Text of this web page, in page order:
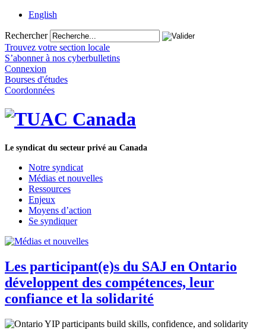
English
Rechercher
Trouvez votre section locale
S’abonner à nos cyberbulletins
Connexion
Bourses d'études
Coordonnées
Le syndicat du secteur privé au Canada
Notre syndicat
Médias et nouvelles
Ressources
Enjeux
Moyens d’action
Se syndiquer
Les participant(e)s du SAJ en Ontario
développent des compétences, leur
confiance et la solidarité